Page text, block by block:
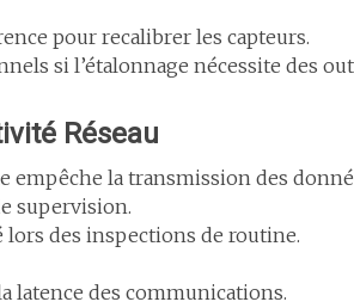
pour recalibrer les capteurs.
si l’étalonnage nécessite des
Réseau
empêche la transmission des
supervision.
des inspections de routine.
latence des communications.